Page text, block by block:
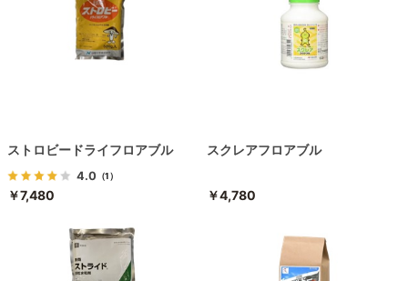
ストロビードライフロアブル
4.0 （1）
￥7,480
スクレアフロアブル
￥4,780